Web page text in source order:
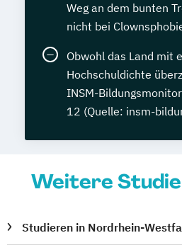
Weg an dem bunten
nicht bei
Obwohl das Land mit
Hochschuldichte
INSM-
12 (Quelle: insm-
Weitere
Studieren in Nordrhein-